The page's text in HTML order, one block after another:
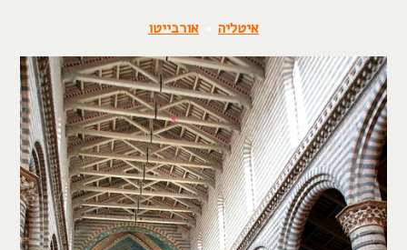
איטליה אורבייטו